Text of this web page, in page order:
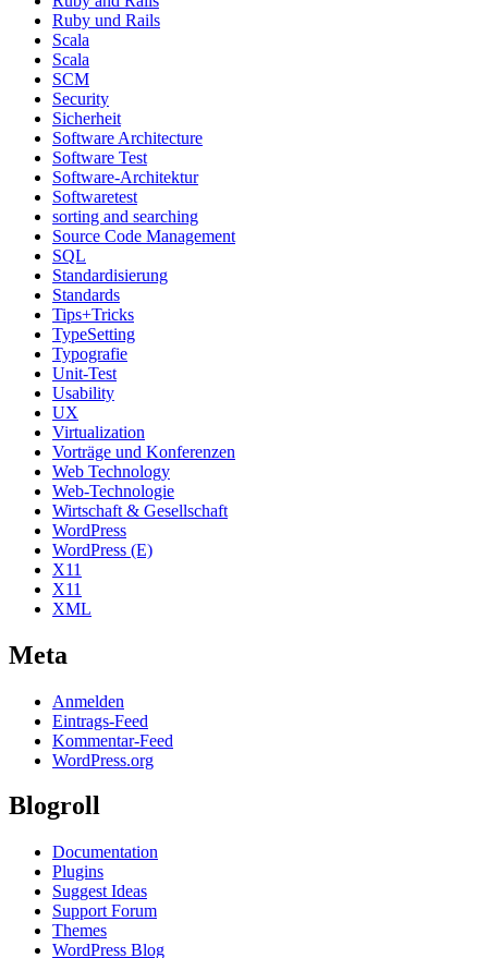
Ruby und Rails
Scala
Scala
SCM
Security
Sicherheit
Software Architecture
Software Test
Software-Architektur
Softwaretest
sorting and searching
Source Code Management
SQL
Standardisierung
Standards
Tips+Tricks
TypeSetting
Typografie
Unit-Test
Usability
UX
Virtualization
Vorträge und Konferenzen
Web Technology
Web-Technologie
Wirtschaft & Gesellschaft
WordPress
WordPress (E)
X11
X11
XML
Meta
Anmelden
Eintrags-Feed
Kommentar-Feed
WordPress.org
Blogroll
Documentation
Plugins
Suggest Ideas
Support Forum
Themes
WordPress Blog